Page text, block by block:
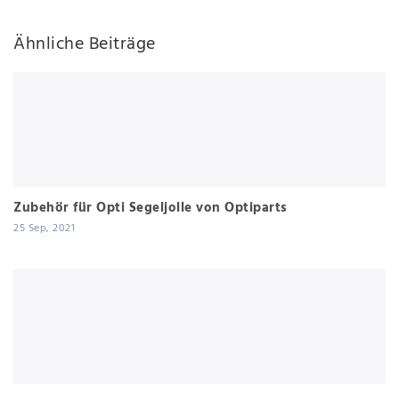
Ähnliche Beiträge
Zubehör für Opti Segeljolle von Optiparts
25 Sep, 2021